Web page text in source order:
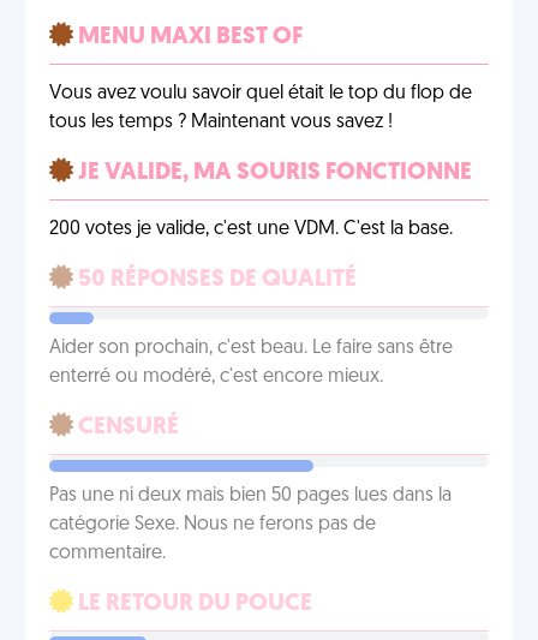
MENU MAXI BEST OF
Vous avez voulu savoir quel était le top du flop de
tous les temps ? Maintenant vous savez !
JE VALIDE, MA SOURIS FONCTIONNE
200 votes je valide, c'est une VDM. C'est la base.
50 RÉPONSES DE QUALITÉ
Aider son prochain, c'est beau. Le faire sans être
enterré ou modéré, c'est encore mieux.
CENSURÉ
Pas une ni deux mais bien 50 pages lues dans la
catégorie Sexe. Nous ne ferons pas de
commentaire.
LE RETOUR DU POUCE